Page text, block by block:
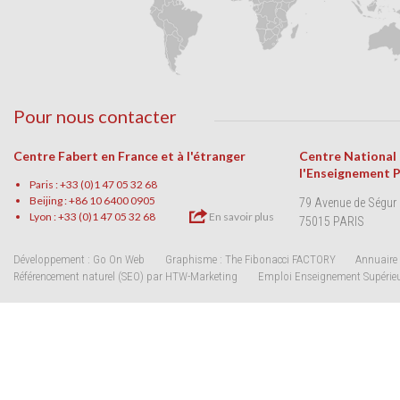
Pour nous contacter
Centre Fabert en France et à l'étranger
Paris : +33 (0)1 47 05 32 68
Beijing : +86 10 6400 0905
Lyon : +33 (0)1 47 05 32 68
En savoir plus
Centre National
l'Enseignement
79 Avenue de Ségur
75015 PARIS
Développement : Go On Web Graphisme : The Fibonacci FACTORY
Annuaire
Référencement naturel (SEO) par HTW-Marketing
Emploi Enseignement